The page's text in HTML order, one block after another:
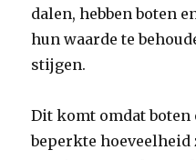
dalen, hebben boten
hun waarde te
stijgen.
Dit komt omdat boten
beperkte